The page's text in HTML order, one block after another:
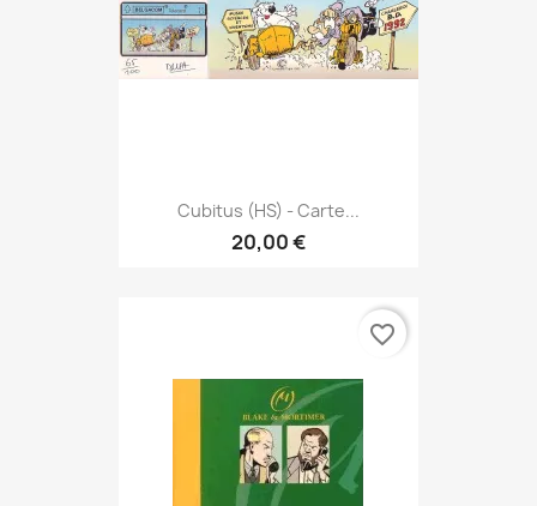
Cubitus (HS) - Carte...
20,00 €
favorite_border